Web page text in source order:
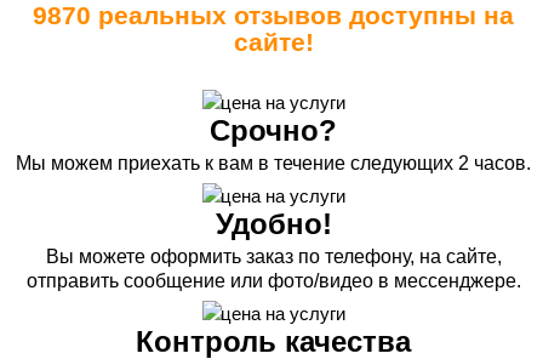
9870 реальных отзывов доступны на
сайте!
Срочно?
Мы можем приехать к вам в течение следующих 2 часов.
Удобно!
Вы можете оформить заказ по телефону, на сайте,
отправить сообщение или фото/видео в мессенджере.
Контроль качества